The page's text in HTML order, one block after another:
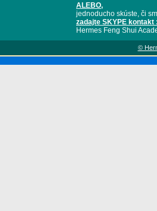
ALEBO,
jednoducho skúste, či
zadajte SKYPE kontakt
Hermes Feng Shui
©